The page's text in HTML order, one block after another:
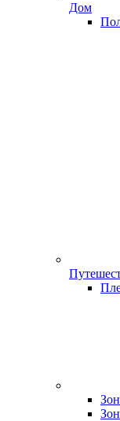
Дом